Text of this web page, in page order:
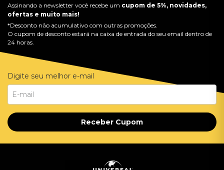
Assinando a newsletter você recebe um cupom de 5%, novidades,
ofertas e muito mais!
*Desconto não acumulativo com outras promoções.
O cupom de desconto estará na caixa de entrada do seu email dentro de
24 horas.
Digite seu melhor e-mail
Receber Cupom